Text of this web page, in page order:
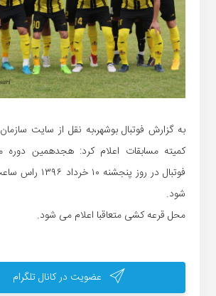
به گزارش فوتبال بوشهر،به نقل از سایت
کمیته مسابقات اعلام کرد: هجدهمین دوره
شود.‏
محل قرعه کشی متعاقبا اعلام می شود.‏
عضویت در کانال تلگرام